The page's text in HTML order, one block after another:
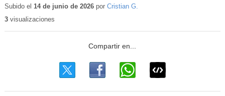
Subido el 14 de junio de 2026por Cristian G.
3visualizaciones